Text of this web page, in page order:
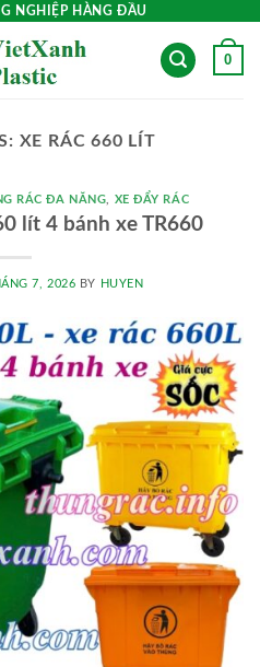
NGHIỆP HÀNG ĐẦU
0
XE RÁC 660 LÍT
RÁC ĐA NĂNG XE ĐẨY RÁC
lít 4 bánh xe TR660
7, 2026 BY HUYEN